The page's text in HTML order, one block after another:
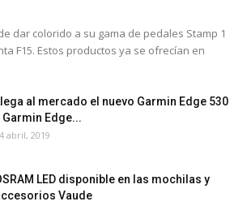
dar colorido a su gama de pedales Stamp 1
F15. Estos productos ya se ofrecían en
al mercado el nuevo Garmin Edge 530
Garmin Edge...
abril, 2019
LED disponible en las mochilas y
Vaude